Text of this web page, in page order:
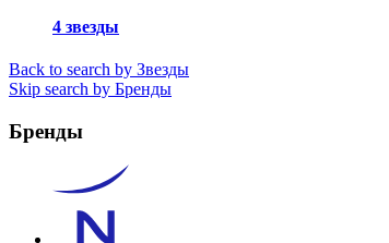
4 звезды
Back to search by Звезды
Skip search by Бренды
Бренды